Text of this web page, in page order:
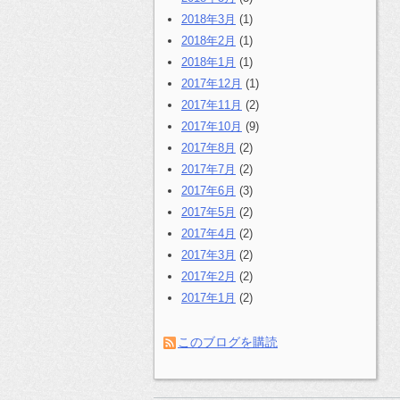
2018年3月 (1)
2018年2月 (1)
2018年1月 (1)
2017年12月 (1)
2017年11月 (2)
2017年10月 (9)
2017年8月 (2)
2017年7月 (2)
2017年6月 (3)
2017年5月 (2)
2017年4月 (2)
2017年3月 (2)
2017年2月 (2)
2017年1月 (2)
このブログを購読